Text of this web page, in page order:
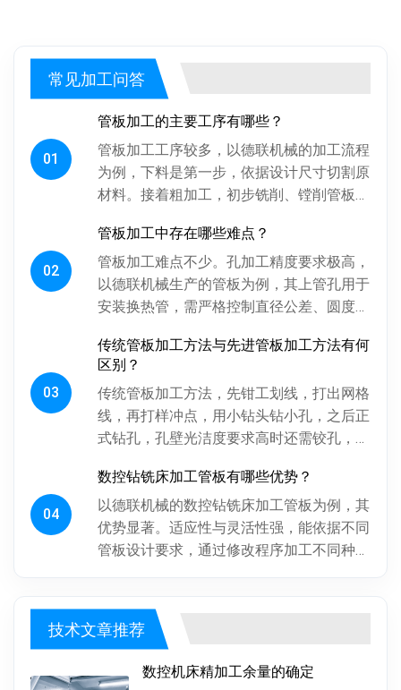
常见加工问答
01
管板加工的主要工序有哪些？
管板加工工序较多，以德联机械的加工流程
为例，下料是第一步，依据设计尺寸切割原
材料。接着粗加工，初步铣削、镗削管板各
关键，通过射线、超声波探伤检...
02
管板加工中存在哪些难点？
管板加工难点不少。孔加工精度要求极高，
以德联机械生产的管板为例，其上管孔用于
安装换热管，需严格控制直径公差、圆度、
影响换热管安装与设备性能。板...
03
传统管板加工方法与先进管板加工方法有何
区别？
传统管板加工方法，先钳工划线，打出网格
线，再打样冲点，用小钻头钻小孔，之后正
式钻孔，孔壁光洁度要求高时还需铰孔，最
摇臂定位，劳动强度大、效率低...
04
数控钻铣床加工管板有哪些优势？
以德联机械的数控钻铣床加工管板为例，其
优势显著。适应性与灵活性强，能依据不同
管板设计要求，通过修改程序加工不同种
技术文章推荐
数控机床精加工余量的确定